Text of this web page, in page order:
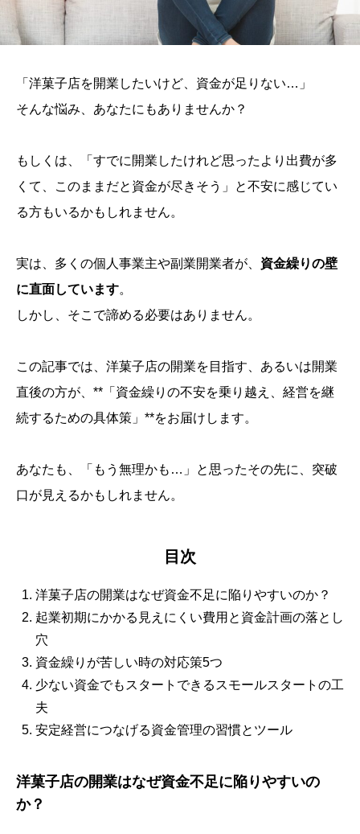
「洋菓子店を開業したいけど、資金が足りない…」
そんな悩み、あなたにもありませんか？
もしくは、「すでに開業したけれど思ったより出費が多
くて、このままだと資金が尽きそう」と不安に感じてい
る方もいるかもしれません。
実は、多くの個人事業主や副業開業者が、 資金繰りの壁
に直面しています。
しかし、そこで諦める必要はありません。
この記事では、洋菓子店の開業を目指す、あるいは開業
直後の方が、**「資金繰りの不安を乗り越え、経営を継
続するための具体策」**をお届けします。
あなたも、「もう無理かも…」と思ったその先に、突破
口が見えるかもしれません。
目次
洋菓子店の開業はなぜ資金不足に陥りやすいのか？
起業初期にかかる見えにくい費用と資金計画の落とし
穴
資金繰りが苦しい時の対応策5つ
少ない資金でもスタートできるスモールスタートの工
夫
安定経営につなげる資金管理の習慣とツール
洋菓子店の開業はなぜ資金不足に陥りやすいの
か？